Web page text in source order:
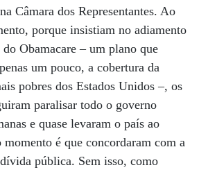
Câmara dos Representantes. Ao
porque insistiam no adiamento
Obamacare – um plano que
um pouco, a cobertura da
pobres dos Estados Unidos –, os
paralisar todo o governo
e quase levaram o país ao
é que concordaram com a
pública. Sem isso, como